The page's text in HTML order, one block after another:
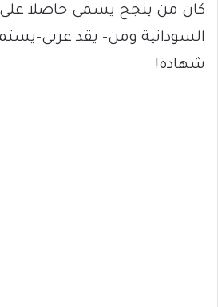
كان من ينجح يسمى حاصلا
السودانية ومن- يقد عربي-
شهادة!